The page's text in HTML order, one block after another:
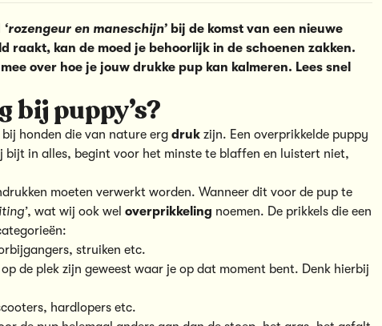
‘rozengeur en maneschijn’ bij de komst van een nieuwe
raakt, kan de moed je behoorlijk in de schoenen zakken.
over hoe je jouw drukke pup kan kalmeren. Lees snel
puppy’s?
honden die van nature erg druk zijn. Een overprikkelde puppy
bijt in alles, begint voor het minste te blaffen en luistert niet,
moeten verwerkt worden. Wanneer dit voor de pup te
, wat wij ook wel overprikkeling noemen. De prikkels die een
struiken etc.
de plek zijn geweest waar je op dat moment bent. Denk hierbij
hardlopers etc.